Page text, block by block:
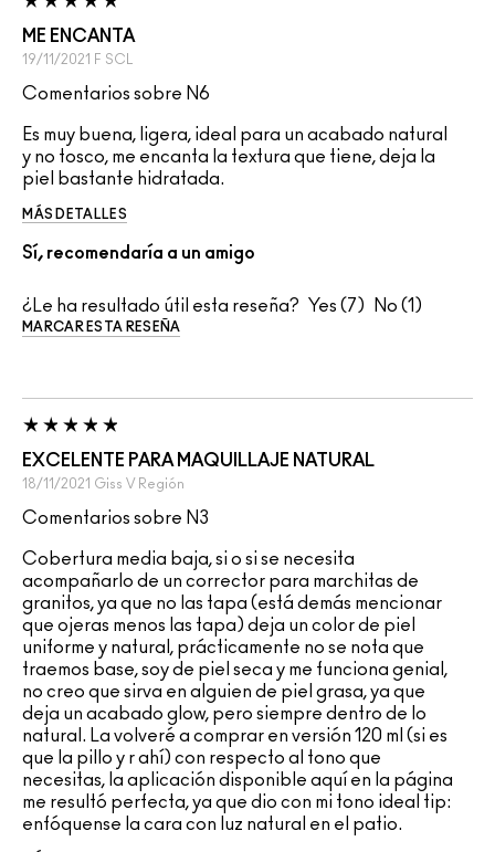
ME ENCANTA
19/11/2021 F SCL
Comentarios sobre N6
Es muy buena, ligera, ideal para un acabado natural
y no tosco, me encanta la textura que tiene, deja la
piel bastante hidratada.
MÁS DETALLES
Sí, recomendaría a un amigo
¿Le ha resultado útil esta reseña? 7 1
MARCAR ESTA RESEÑA
EXCELENTE PARA MAQUILLAJE NATURAL
18/11/2021 Giss V Región
Comentarios sobre N3
Cobertura media baja, si o si se necesita
acompañarlo de un corrector para marchitas de
granitos, ya que no las tapa (está demás mencionar
que ojeras menos las tapa) deja un color de piel
uniforme y natural, prácticamente no se nota que
traemos base, soy de piel seca y me funciona genial,
no creo que sirva en alguien de piel grasa, ya que
deja un acabado glow, pero siempre dentro de lo
natural. La volveré a comprar en versión 120 ml (si es
que la pillo y r ahí) con respecto al tono que
necesitas, la aplicación disponible aquí en la página
me resultó perfecta, ya que dio con mi tono ideal tip:
enfóquense la cara con luz natural en el patio.